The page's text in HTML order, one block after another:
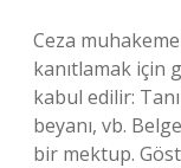
Ceza
kanıtlamak için
kabul edilir:
beyanı, vb.
bir mektup.